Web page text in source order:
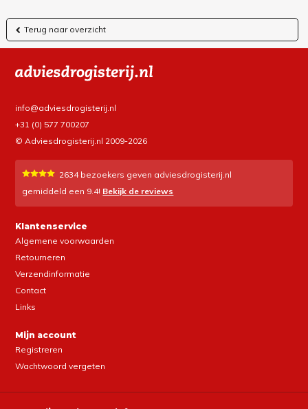
Terug naar overzicht
info@adviesdrogisterij.nl
+31 (0) 577 700207
© Adviesdrogisterij.nl 2009-2026
2634bezoekers geven adviesdrogisterij.nl
gemiddeld een 9.4! Bekijk de reviews
Klantenservice
Algemene voorwaarden
Retourneren
Verzendinformatie
Contact
Links
Mijn account
Registreren
Wachtwoord vergeten